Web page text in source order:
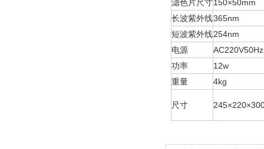
滤色片尺寸150×50mm
长波紫外线365nm
短波紫外线254nm
电源
AC220V50Hz
功率
12w
重量
4kg
尺寸